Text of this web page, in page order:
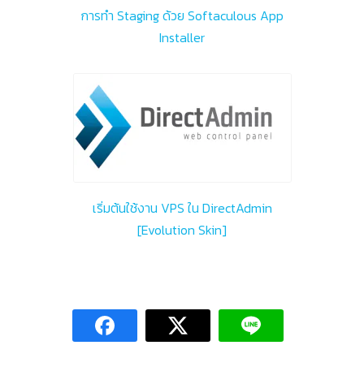
การทำ Staging ด้วย Softaculous App
Installer
เริ่มต้นใช้งาน VPS ใน DirectAdmin
[Evolution Skin]